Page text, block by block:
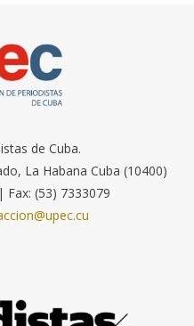
de Cuba.
La Habana Cuba (10400)
Fax: (53) 7333079